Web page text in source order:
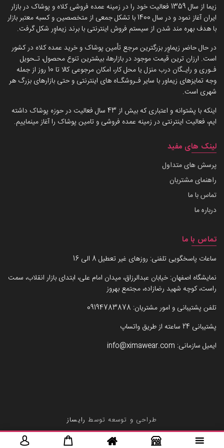
زیما از سال 1359 فعالیت خود را در زمینه عمده فروشی کلاه و پوشاک در بازار
ایران آغاز نمود و در سال 1400 با تشکل جمعی از متخصصین و کسبه معتبر بازار
با هدف بهره مند شدن از سیستم فروش اینترنتی با برند زیماوِر شکل گرفت.
در حال حاضر زیماوِر بزرگترین مرجع تأمین پوشاک و خرید عمده کلاه در کشور
است. ارزان ترین قیمت موجود در بازارها، بیشترین تنوع محصول، تـحویل
فـوری و رایـگان درب منزل یا محل کار، امکان مرجوعی کالا تا 10 روز از جمله
وجه تمایزهای زیماور با سایر فـروشگـاه های اینترنتی و حتی بازارهای بزرگ هر
شهری است.
اینکه با پشتوانه و اعتباری که بیش از 43 سال فعالیت در حوزه پوشاک داشته
ایم، فعالیت اینترنتی در زمینه عمده فروشی و تامین پوشاک را آغاز مینماییم.
لینک های مفید
پرسش های متداول
راهنمای مشتریان
تماس با ما
درباره ما
تماس با ما
ساعات پاسخگویی تلفنی: روزهای غیر تعطیل 8 الی 16
نمایشگاه اصفهان: خیابان عبدالرزاق، میدان امام علی، ابتدای بازار انقلاب، سمت
راست، کوچه شهید رضازاده، مجتمع بهروز
تلفن پشتیبانی و امور مشتریان: 09194783878
پشتیبانی 24 ساعته از طریق واتساپ
ایمیل سازمانی: info@ximawear.com
طراحی و توسعه توسط رایساز